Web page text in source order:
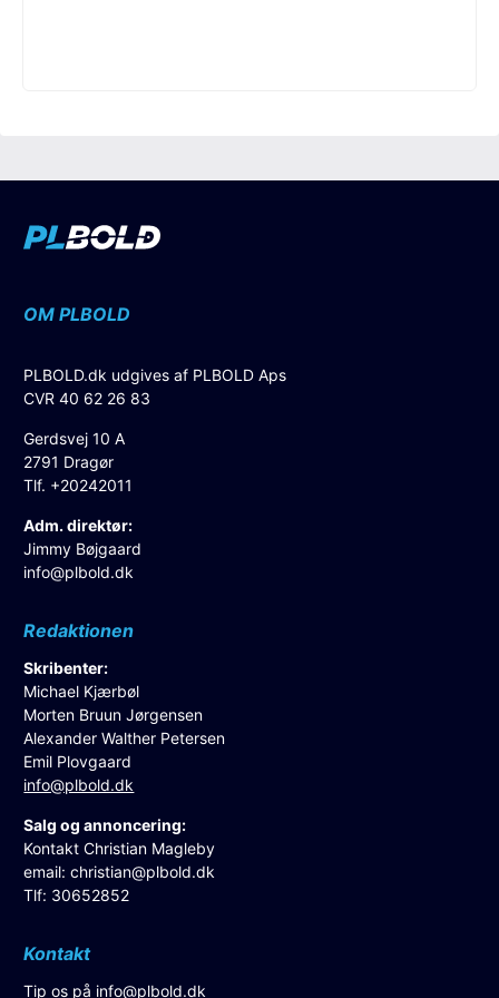
OM PLBOLD
PLBOLD.dk udgives af PLBOLD Aps
CVR 40 62 26 83
Gerdsvej 10 A
2791 Dragør
Tlf. +20242011
Adm. direktør:
Jimmy Bøjgaard
info@plbold.dk
Redaktionen
Skribenter:
Michael Kjærbøl
Morten Bruun Jørgensen
Alexander Walther Petersen
Emil Plovgaard
info@plbold.dk
Salg og annoncering:
Kontakt Christian Magleby
email:christian@plbold.dk
Tlf: 30652852
Kontakt
Tip os på info@plbold.dk